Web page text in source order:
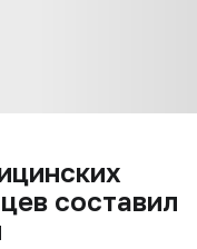
составил